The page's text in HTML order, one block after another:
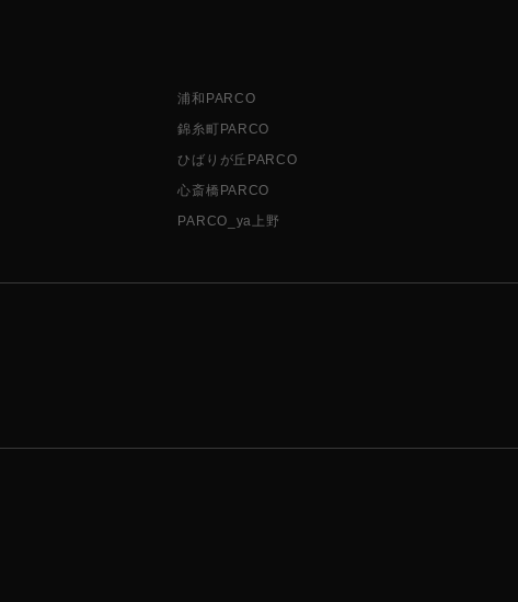
浦和PARCO
錦糸町PARCO
ひばりが丘PARCO
心斎橋PARCO
PARCO_ya上野